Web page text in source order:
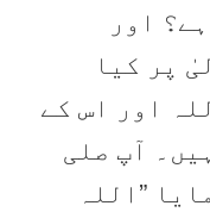
اور
پر کیا
اور اس کے
آپ صلی
”اللہ